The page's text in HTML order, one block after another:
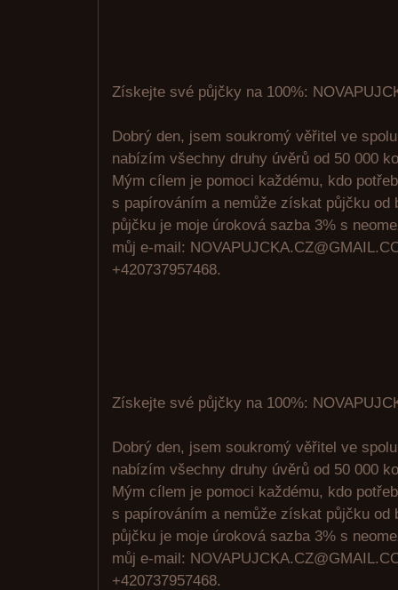
Získejte své půjčky na 100%:
Dobrý den, jsem soukromý věřitel ve
nabízím všechny druhy úvěrů od 50 000
Mým cílem je pomoci každému, kdo
s papírováním a nemůže získat půjčku od
půjčku je moje úroková sazba 3% s
můj e-mail:
+420737957468.
Získejte své půjčky na 100%:
Dobrý den, jsem soukromý věřitel ve
nabízím všechny druhy úvěrů od 50 000
Mým cílem je pomoci každému, kdo
s papírováním a nemůže získat půjčku od
půjčku je moje úroková sazba 3% s
můj e-mail:
+420737957468.